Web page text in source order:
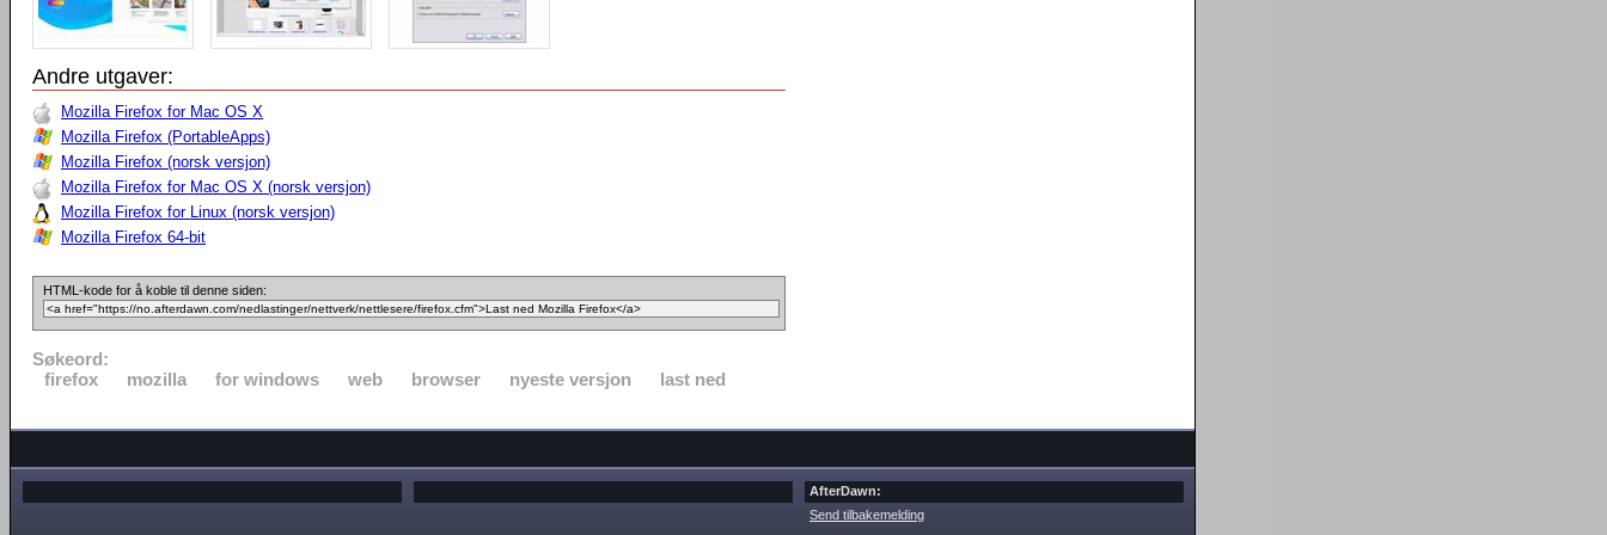
Andre utgaver:
Mozilla Firefox for Mac OS X
Mozilla Firefox (PortableApps)
Mozilla Firefox (norsk versjon)
Mozilla Firefox for Mac OS X (norsk versjon)
Mozilla Firefox for Linux (norsk versjon)
Mozilla Firefox 64-bit
HTML-kode for å koble til denne siden:
Søkeord:
firefox
mozilla for windows web browser nyeste versjon last ned
AfterDawn:
Send tilbakemelding